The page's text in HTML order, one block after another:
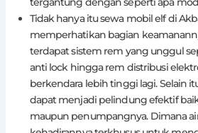
Tidak hanya itu sewa mobil elf di
memperhatikan bagian
terdapat sistem rem yang unggul
anti lock hingga rem distribusi
berkendara lebih tinggi lagi. Selain
dapat menjadi pelindung efektif
maupun penumpangnya. Dimana